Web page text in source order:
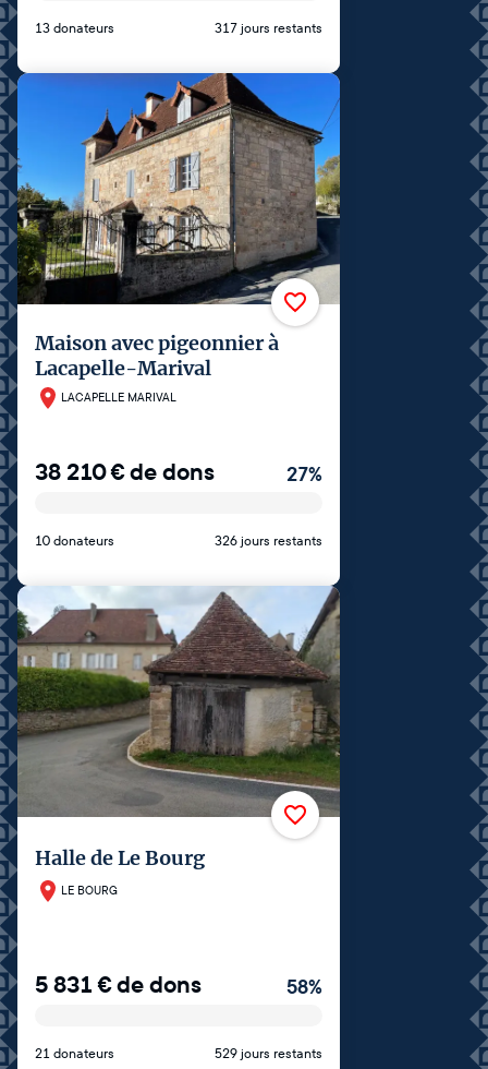
13 donateurs 317 jours restants
Maison avec pigeonnier à
Lacapelle-Marival
LACAPELLE MARIVAL
38 210€de dons 27%
10 donateurs 326 jours restants
Halle de Le Bourg
LE BOURG
5 831€de dons 58%
21 donateurs 529 jours restants